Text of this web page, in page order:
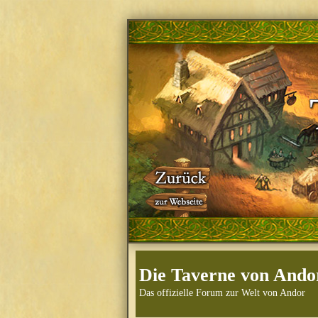
Die Taverne von
Das offizielle Forum zur Welt von Andor